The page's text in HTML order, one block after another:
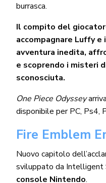
burrasca.
Il compito del
accompagnare Luffy e
avventura inedita,
e scoprendo i misteri
sconosciuta.
One Piece Odyssey
disponibile per PC, Ps4,
Fire Emblem
Nuovo capitolo
sviluppato da Intelligent
console Nintendo.